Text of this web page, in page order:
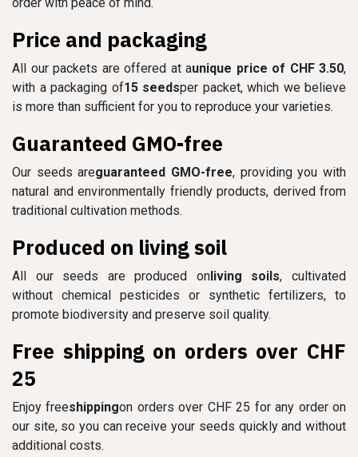
Price and packaging
All our packets are offered at aunique price of CHF 3.50,
with a packaging of15 seedsper packet, which we believe
is more than sufficient for you to reproduce your varieties.
Guaranteed GMO-free
Our seeds areguaranteed GMO-free, providing you with
natural and environmentally friendly products, derived from
traditional cultivation methods.
Produced on living soil
All our seeds are produced onliving soils, cultivated
without chemical pesticides or synthetic fertilizers, to
promote biodiversity and preserve soil quality.
Free shipping on orders over CHF
25
Enjoy freeshippingon orders over CHF 25 for any order on
our site, so you can receive your seeds quickly and without
additional costs.